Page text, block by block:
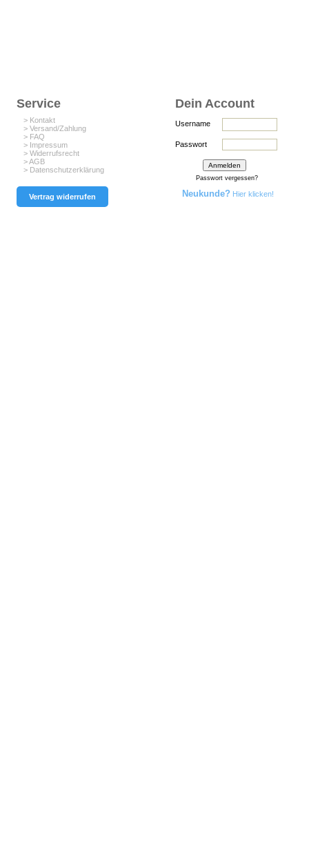
Service
> Kontakt
> Versand/Zahlung
> FAQ
> Impressum
> Widerrufsrecht
> AGB
> Datenschutzerklärung
Vertrag widerrufen
Dein Account
Username
Passwort
Passwort vergessen?
Neukunde? Hier klicken!